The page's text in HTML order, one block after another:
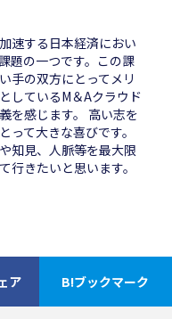
速する日本経済におい
題の一つです。この課
手の双方にとってメリ
しているM＆Aクラウド
を感じます。 高い志を
て大きな喜びです。
知見、人脈等を最大限
行きたいと思います。
ア B!ブックマーク